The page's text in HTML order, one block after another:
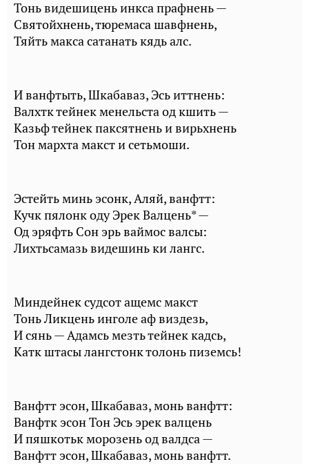
Тонь видешицень инкса прафнень —
Святойхнень, тюремаса шавфнень,
Тяйть макса сатанать кядь алс.
И ванфтыть, Шкабаваз, Эсь иттнень:
Валхтк тейнек менельста од кшить —
Казьф тейнек паксятнень и вирьхнень
Тон мархта макст и сетьмоши.
Эстейть минь эсонк, Аляй, ванфтт:
Кучк пялонк оду Эрек Валцень* —
Од эряфть Сон эрь ваймос валсы:
Лихтьсамазь видешинь ки лангс.
Миндейнек судсот ащемс макст
Тонь Ликцень инголе аф виздезь,
И сянь — Адамсь мезть тейнек кадсь,
Катк штасы лангстонк толонь пиземсь!
Ванфтт эсон, Шкабаваз, монь ванфтт:
Ванфтк эсон Тон Эсь эрек валцень
И пяшкотьк морозень од валдса —
Ванфтт эсон, Шкабаваз, монь ванфтт.